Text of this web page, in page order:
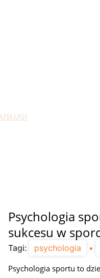
USŁUGI
Psychologia
sukcesu w
Tagi: psychologia •
Psychologia sportu to